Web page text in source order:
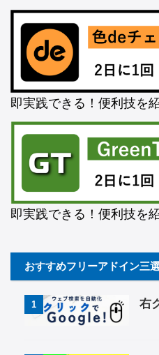
即実践できる！便利技を
即実践できる！便利技を
おすすめフリーアドイン三
1 右